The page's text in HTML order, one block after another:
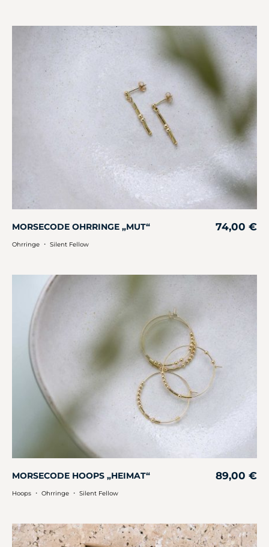
MORSECODE OHRRINGE „MUT“ 74,00 €
Ohrringe ・ Silent Fellow
MORSECODE HOOPS „HEIMAT“ 89,00 €
Hoops ・ Ohrringe ・ Silent Fellow